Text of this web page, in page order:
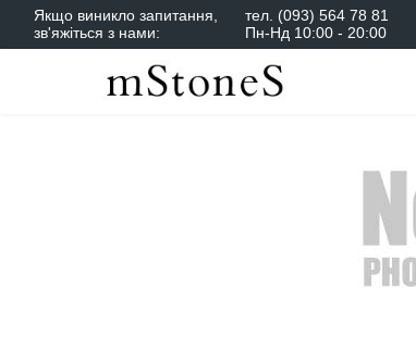
Якщо виникло запитання,
зв'яжіться з нами:
тел. (093) 564 78 81
Пн-Нд 10:00 - 20:00